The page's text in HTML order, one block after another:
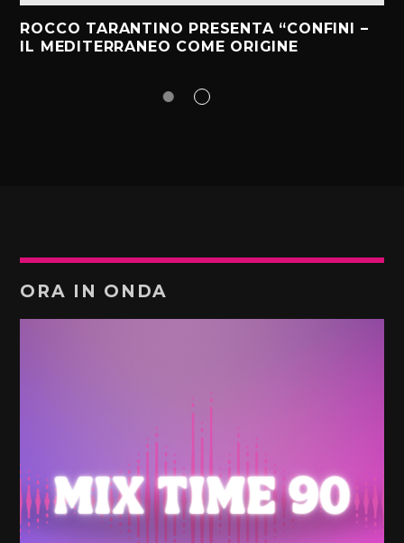
ROCCO TARANTINO PRESENTA “CONFINI –
IL MEDITERRANEO COME ORIGINE
ORA IN ONDA